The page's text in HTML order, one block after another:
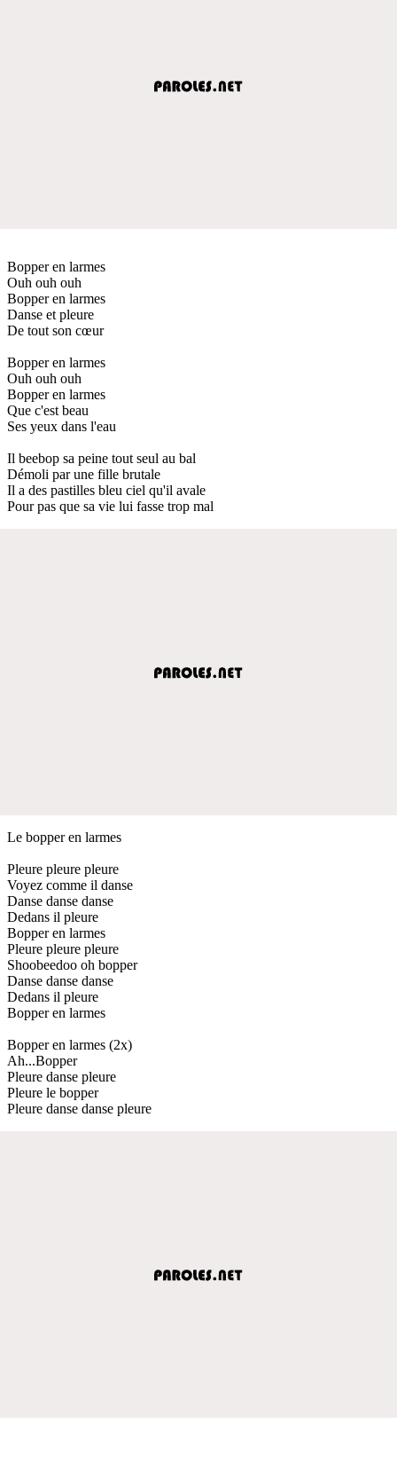
Bopper en larmes
Ouh ouh ouh
Bopper en larmes
Danse et pleure
De tout son cœur
Bopper en larmes
Ouh ouh ouh
Bopper en larmes
Que c'est beau
Ses yeux dans l'eau
Il beebop sa peine tout seul au bal
Démoli par une fille brutale
Il a des pastilles bleu ciel qu'il avale
Pour pas que sa vie lui fasse trop mal
Le bopper en larmes
Pleure pleure pleure
Voyez comme il danse
Danse danse danse
Dedans il pleure
Bopper en larmes
Pleure pleure pleure
Shoobeedoo oh bopper
Danse danse danse
Dedans il pleure
Bopper en larmes
Bopper en larmes (2x)
Ah...Bopper
Pleure danse pleure
Pleure le bopper
Pleure danse danse pleure